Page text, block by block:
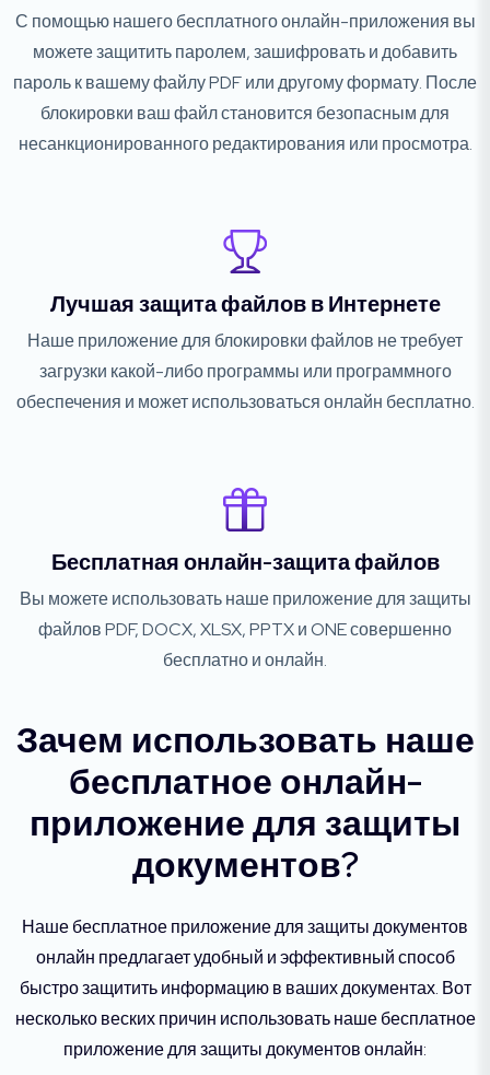
С помощью нашего бесплатного онлайн-приложения вы
можете защитить паролем, зашифровать и добавить
пароль к вашему файлу PDF или другому формату. После
блокировки ваш файл становится безопасным для
несанкционированного редактирования или просмотра.
Лучшая защита файлов в Интернете
Наше приложение для блокировки файлов не требует
загрузки какой-либо программы или программного
обеспечения и может использоваться онлайн бесплатно.
Бесплатная онлайн-защита файлов
Вы можете использовать наше приложение для защиты
файлов PDF, DOCX, XLSX, PPTX и ONE совершенно
бесплатно и онлайн.
Зачем использовать наше
бесплатное онлайн-
приложение для защиты
документов?
Наше бесплатное приложение для защиты документов
онлайн предлагает удобный и эффективный способ
быстро защитить информацию в ваших документах. Вот
несколько веских причин использовать наше бесплатное
приложение для защиты документов онлайн: